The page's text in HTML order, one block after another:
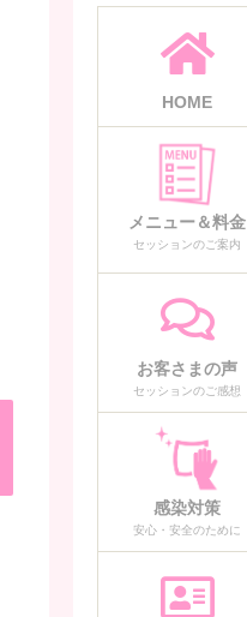
HOME
メニュー＆料金
セッションのご案内
お客さまの声
セッションのご感想
感染対策
安心・安全のために